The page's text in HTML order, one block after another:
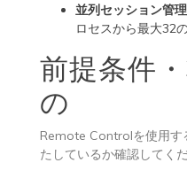
並列セッション管理
ロセスから最大32
前提条件
の
Remote Controlを使用す
たしているか確認してくだ